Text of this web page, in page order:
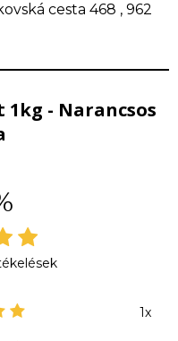
cesta 468 , 962
- Narancsos
1x